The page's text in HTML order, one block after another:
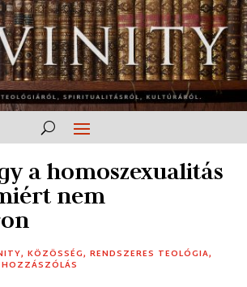
a homoszexualitás
nem
,KÖZÖSSÉG,RENDSZERES TEOLÓGIA,